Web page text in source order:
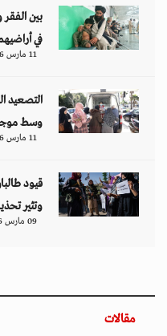
بين
في
11 مارس 2026 - 11:19
التصعيد
وسط
11 مارس 2026 - 10:26
قيود
وتثير
09 مارس 2026 - 14:09
مقالات